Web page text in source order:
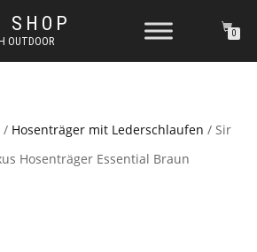
SHOP
OUTDOOR
0
/ Hosenträger mit Lederschlaufen / Sir
Hosenträger Essential Braun